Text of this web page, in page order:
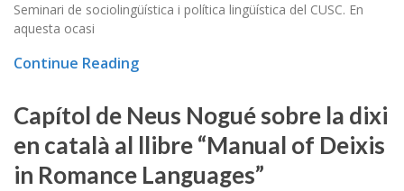
Seminari de sociolingüística i política lingüística del CUSC. En
aquesta ocasi
Continue Reading
Capítol de Neus Nogué sobre la dixi
en català al llibre “Manual of Deixis
in Romance Languages”